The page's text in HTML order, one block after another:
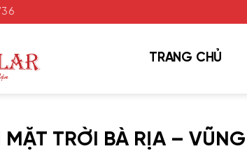
TRANG CHỦ
TRỜI BÀ RỊA –